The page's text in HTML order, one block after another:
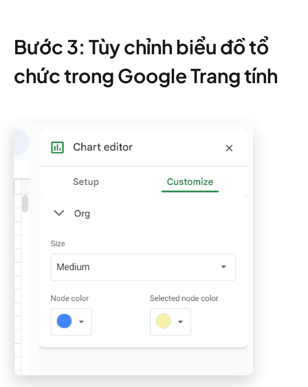
Bước 3: Tùy chỉnh biểu đồ tổ
chức trong Google Trang tính